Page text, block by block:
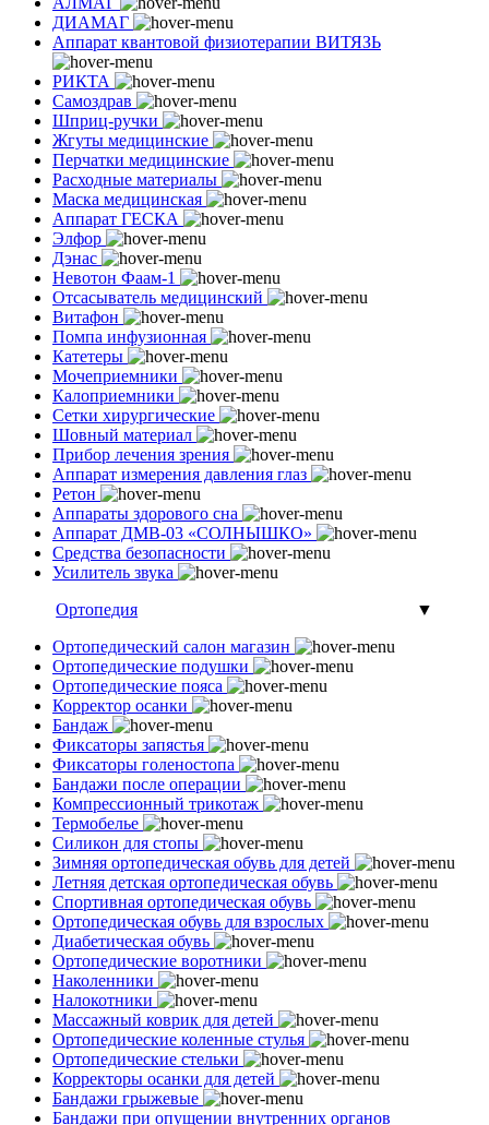
ДИАМАГ
Аппарат квантовой физиотерапии ВИТЯЗЬ
РИКТА
Самоздрав
Шприц-ручки
Жгуты медицинские
Перчатки медицинские
Расходные материалы
Маска медицинская
Аппарат ГЕСКА
Элфор
Дэнас
Невотон Фаам-1
Отсасыватель медицинский
Витафон
Помпа инфузионная
Катетеры
Мочеприемники
Калоприемники
Сетки хирургические
Шовный материал
Прибор лечения зрения
Аппарат измерения давления глаз
Ретон
Аппараты здорового сна
Аппарат ДМВ-03 «СОЛНЫШКО»
Средства безопасности
Усилитель звука
Ортопедия
▼
Ортопедический салон магазин
Ортопедические подушки
Ортопедические пояса
Корректор осанки
Бандаж
Фиксаторы запястья
Фиксаторы голеностопа
Бандажи после операции
Компрессионный трикотаж
Термобелье
Силикон для стопы
Зимняя ортопедическая обувь для детей
Летняя детская ортопедическая обувь
Спортивная ортопедическая обувь
Ортопедическая обувь для взрослых
Диабетическая обувь
Ортопедические воротники
Наколенники
Налокотники
Массажный коврик для детей
Ортопедические коленные стулья
Ортопедические стельки
Корректоры осанки для детей
Бандажи грыжевые
Бандажи при опущении внутренних органов